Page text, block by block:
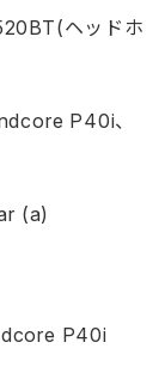
ヘッドホ
P40i、
(a)
P40i